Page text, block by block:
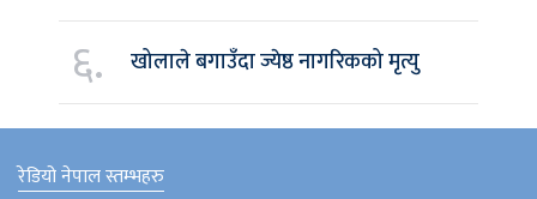
६. खोलाले बगाउँदा ज्येष्ठ नागरिकको मृत्यु
रेडियो नेपाल स्तम्भहरु